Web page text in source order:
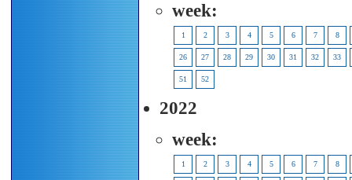
week:
1 2 3 4 5 6 7 8
26 27 28 29 30 31 32 33
51 52
2022
week:
1 2 3 4 5 6 7 8